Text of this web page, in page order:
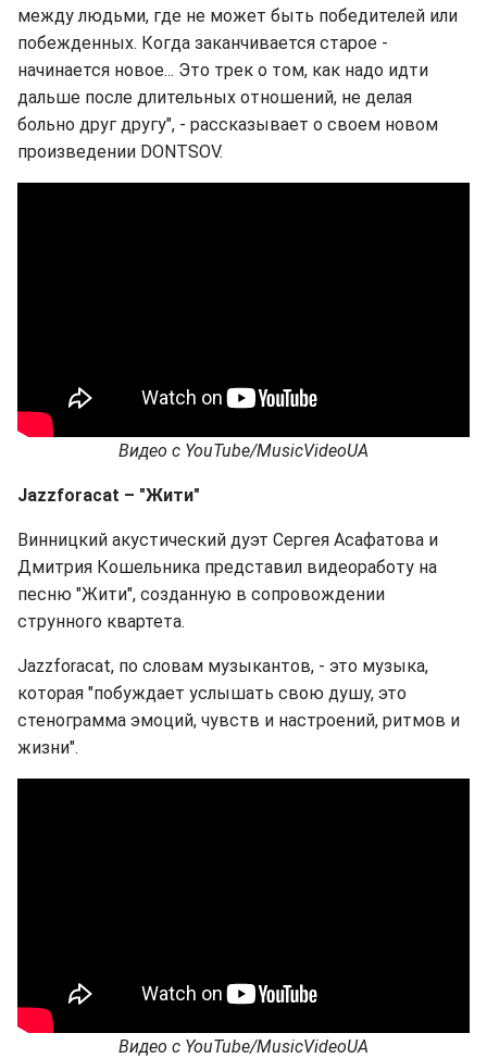
между людьми, где не может быть победителей или
побежденных. Когда заканчивается старое -
начинается новое... Это трек о том, как надо идти
дальше после длительных отношений, не делая
больно друг другу", - рассказывает о своем новом
произведении DONTSOV.
Видео с YouTube/MusicVideoUA
Jazzforacat – "Жити"
Винницкий акустический дуэт Сергея Асафатова и
Дмитрия Кошельника представил видеоработу на
песню "Жити", созданную в сопровождении
струнного квартета.
Jazzforacat, по словам музыкантов, - это музыка,
которая "побуждает услышать свою душу, это
стенограмма эмоций, чувств и настроений, ритмов и
жизни".
Видео с YouTube/MusicVideoUA